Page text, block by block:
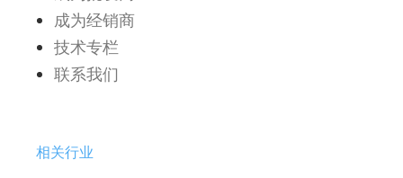
成为经销商
技术专栏
联系我们
相关行业